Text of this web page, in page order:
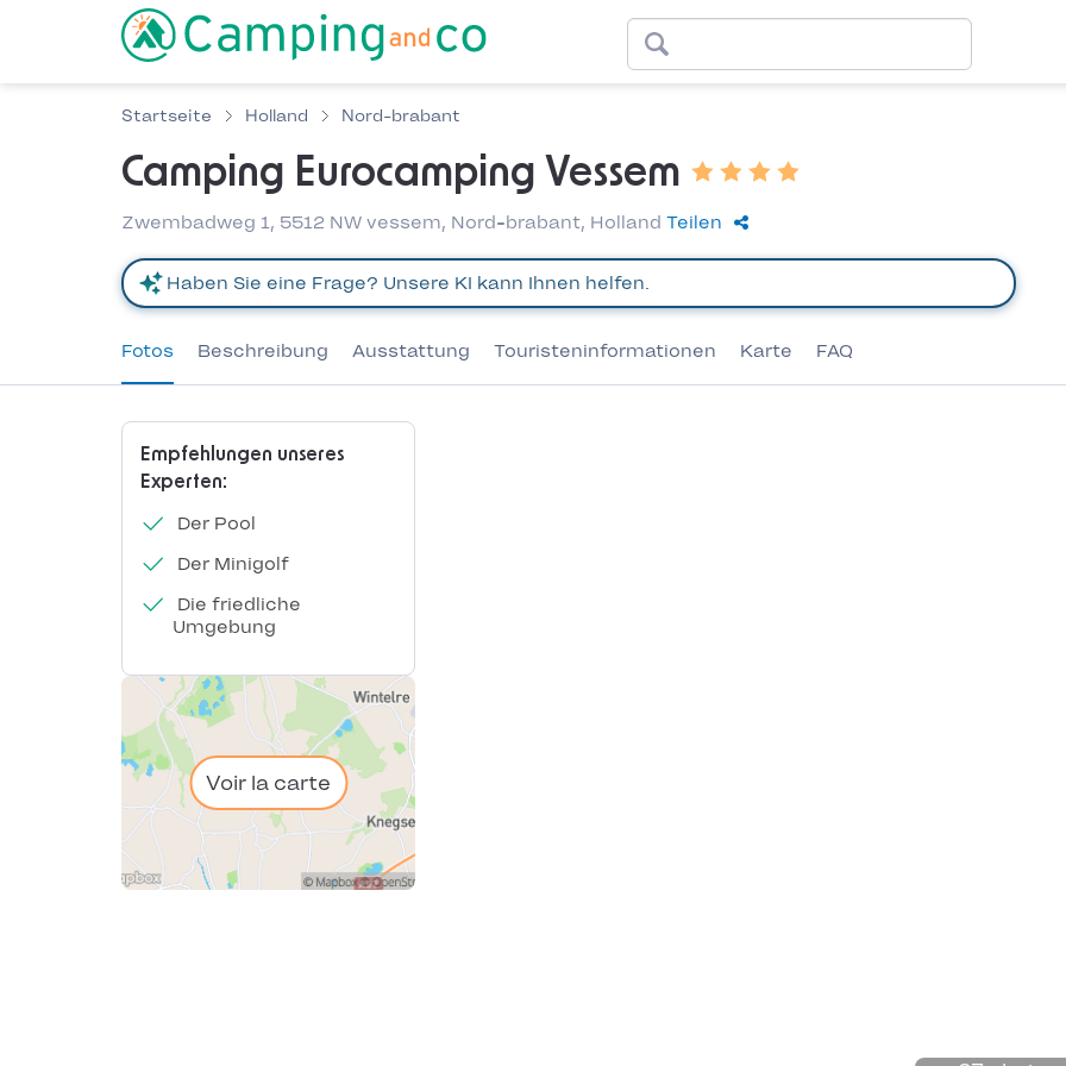
Startseite Holland Nord-brabant
Camping Eurocamping Vessem
Zwembadweg 1, 5512 NW vessem, Nord-brabant, Holland Teilen
Fotos Beschreibung Ausstattung Touristeninformationen Karte FAQ
Empfehlungen unseres
Experten:
Der Pool
Der Minigolf
Die friedliche
Umgebung
Voir la carte